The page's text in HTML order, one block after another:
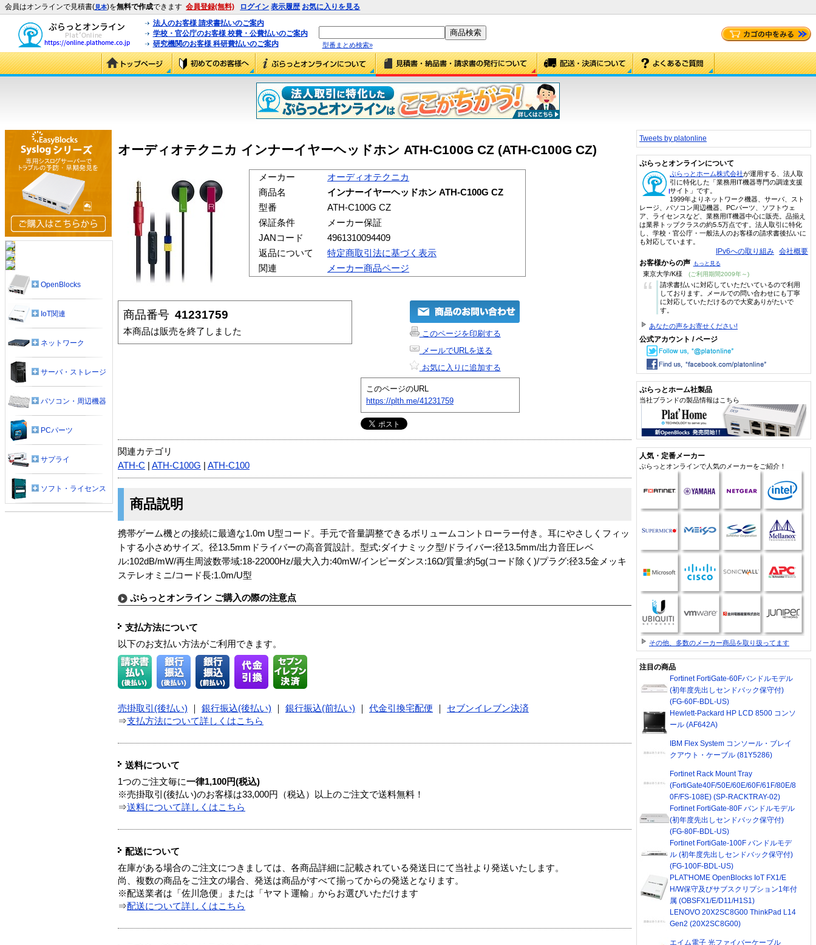
会員はオンラインで見積書(見本)を無料で作成できます 会員登録(無料) ログイン 表示履歴 お気に入りを見る
法人のお客様 請求書払いのご案内
学校・官公庁のお客様 校費・公費払いのご案内
研究機関のお客様 科研費払いのご案内
型番まとめ検索»
オーディオテクニカ インナーイヤーヘッドホン ATH-C100G CZ (ATH-C100G CZ)
メーカー
オーディオテクニカ
商品名
インナーイヤーヘッドホン ATH-C100G CZ
型番
ATH-C100G CZ
保証条件
メーカー保証
JANコード
4961310094409
返品について
特定商取引法に基づく表示
関連
メーカー商品ページ
商品番号 41231759
本商品は販売を終了しました
このページを印刷する
メールでURLを送る
お気に入りに追加する
このページのURL
https://plth.me/41231759
関連カテゴリ
ATH-C
ATH-C100G ATH-C100
商品説明
携帯ゲーム機との接続に最適な1.0m U型コード。手元で音量調整できるボリュームコントローラー付き。耳にやさしくフィッ
トする小さめサイズ。径13.5mmドライバーの高音質設計。型式:ダイナミック型/ドライバー:径13.5mm/出力音圧レベ
ル:102dB/mW/再生周波数帯域:18-22000Hz/最大入力:40mW/インピーダンス:16Ω/質量:約5g(コード除く)/プラグ:径3.5金メッキ
ステレオミニ/コード長:1.0m/U型
ぷらっとオンライン ご購入の際の注意点
支払方法について
以下のお支払い方法がご利用できます。
売掛取引(後払い) 銀行振込(後払い) 銀行振込(前払い) 代金引換宅配便
セブンイレブン決済
⇒支払方法について詳しくはこちら
送料について
1つのご注文毎に一律1,100円(税込)
※売掛取引(後払い)のお客様は33,000円（税込）以上のご注文で送料無料！
⇒送料について詳しくはこちら
配送について
在庫がある場合のご注文につきましては、各商品詳細に記載されている発送日にて当社より発送いたします。
尚、複数の商品をご注文の場合、発送は商品がすべて揃ってからの発送となります。
※配送業者は「佐川急便」または「ヤマト運輸」からお選びいただけます
⇒配送について詳しくはこちら
OpenBlocks
IoT関連
ネットワーク
サーバ・ストレージ
パソコン・周辺機器
PCパーツ
サプライ
ソフト・ライセンス
Tweets by platonline
ぷらっとオンラインについて
ぷらっとホーム株式会社が運用する、法人取
引に特化した「業務用IT機器専門の調達支援
サイト」です。
1999年よりネットワーク機器、サーバ、スト
レージ、パソコン周辺機器、PCパーツ、ソフトウェ
ア、ライセンスなど、業務用IT機器中心に販売。品揃え
は業界トップクラスの約5.5万点です。法人取引に特化
し、学校・官公庁・一般法人のお客様の請求書後払いに
も対応しています。
IPv6への取り組み 会社概要
お客様からの声 もっと見る
東京大学/K様 (ご利用期間2009年～)
“
請求書払いに対応していただいているので利用
しております。メールでの問い合わせにも丁寧
に対応していただけるので大変ありがたいで
す。
あなたの声をお寄せください!
公式アカウント / ページ
ぷらっとホーム社製品
当社ブランドの製品情報はこちら
人気・定番メーカー
ぷらっとオンラインで人気のメーカーをご紹介！
その他、多数のメーカー商品を取り扱ってます
注目の商品
Fortinet FortiGate-60Fバンドルモデル
(初年度先出しセンドバック保守付)
(FG-60F-BDL-US)
Hewlett-Packard HP LCD 8500 コンソ
ール (AF642A)
IBM Flex System コンソール・ブレイ
クアウト・ケーブル (81Y5286)
Fortinet Rack Mount Tray
(FortiGate40F/50E/60E/60F/61F/80E/8
0F/FS-108E) (SP-RACKTRAY-02)
Fortinet FortiGate-80F バンドルモデル
(初年度先出しセンドバック保守付)
(FG-80F-BDL-US)
Fortinet FortiGate-100F バンドルモデ
ル (初年度先出しセンドバック保守付)
(FG-100F-BDL-US)
PLAT'HOME OpenBlocks IoT FX1/E
H/W保守及びサブスクリプション1年付
属 (OBSFX1/E/D11/H1S1)
LENOVO 20X2SC8G00 ThinkPad L14
Gen2 (20X2SC8G00)
エイム電子 光ファイバーケーブル